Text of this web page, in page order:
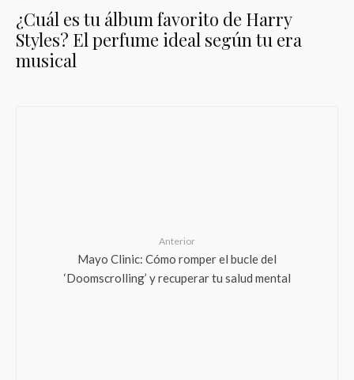
¿Cuál es tu álbum favorito de Harry
Styles? El perfume ideal según tu era
musical
Anterior
Mayo Clinic: Cómo romper el bucle del
‘Doomscrolling’ y recuperar tu salud mental